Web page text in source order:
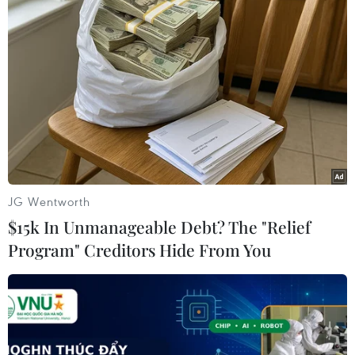
(TTXVN/Vietnam+)
#Nắng nóng #Cháy rừng
#Lính cứu hỏa
Mỹ
Tây Ban Nha
JG Wentworth
$15k In Unmanageable Debt? The "Relief
Program" Creditors Hide From You